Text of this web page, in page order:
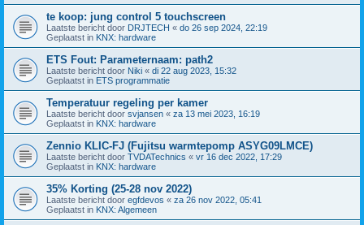
te koop: jung control 5 touchscreen
Laatste bericht door DRJTECH « do 26 sep 2024, 22:19
Geplaatst in KNX: hardware
ETS Fout: Parameternaam: path2
Laatste bericht door Niki « di 22 aug 2023, 15:32
Geplaatst in ETS programmatie
Temperatuur regeling per kamer
Laatste bericht door svjansen « za 13 mei 2023, 16:19
Geplaatst in KNX: hardware
Zennio KLIC-FJ (Fujitsu warmtepomp ASYG09LMCE)
Laatste bericht door TVDATechnics « vr 16 dec 2022, 17:29
Geplaatst in KNX: hardware
35% Korting (25-28 nov 2022)
Laatste bericht door egfdevos « za 26 nov 2022, 05:41
Geplaatst in KNX: Algemeen